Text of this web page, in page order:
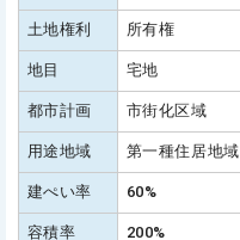
土地権利 所有権
地目 宅地
都市計画 市街化区域
用途地域 第一種住居地域
建ぺい率 60%
容積率 200%